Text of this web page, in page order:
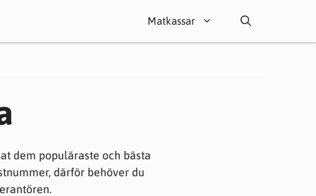
Matkassar
dem populäraste och bästa
därför behöver du